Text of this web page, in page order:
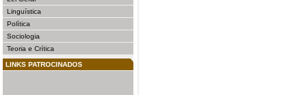
Linguística
Política
Sociologia
Teoria e Crítica
LINKS PATROCINADOS